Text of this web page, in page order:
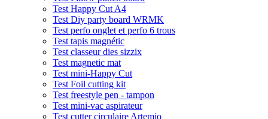
Test Happy Cut A4
Test Diy party board WRMK
Test perfo onglet et perfo 6 trous
Test tapis magnétic
Test classeur dies sizzix
Test magnetic mat
Test mini-Happy Cut
Test Foil cutting kit
Test freestyle pen - tampon
Test mini-vac aspirateur
Test cutter circulaire Artemio